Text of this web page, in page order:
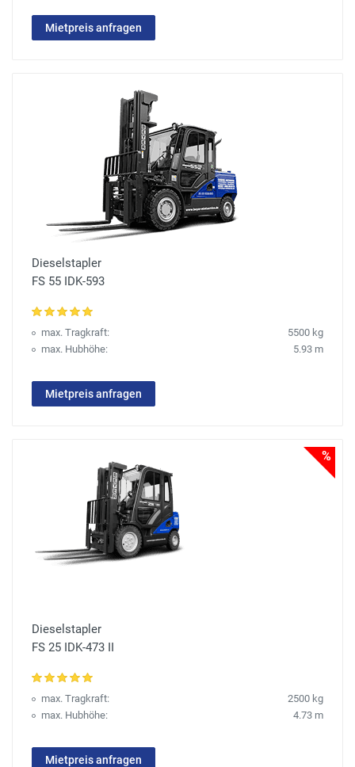
Mietpreis anfragen
Dieselstapler
FS 55 IDK-593
max. Tragkraft:
5500 kg
max. Hubhöhe:
5.93 m
Mietpreis anfragen
%
Dieselstapler
FS 25 IDK-473 II
max. Tragkraft:
2500 kg
max. Hubhöhe:
4.73 m
Mietpreis anfragen